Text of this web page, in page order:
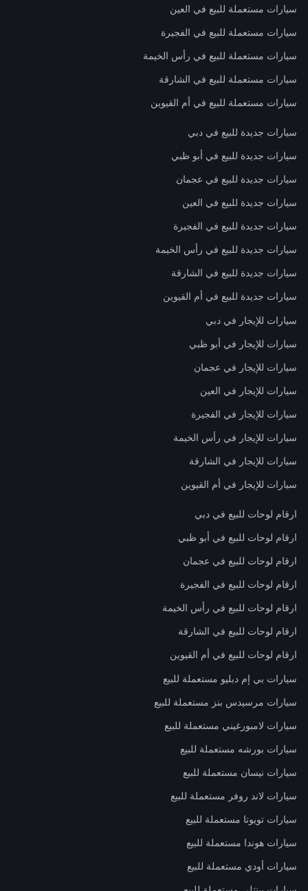
سيارات مستعملة للبيع في العين
سيارات مستعملة للبيع في الفجيرة
سيارات مستعملة للبيع في رأس الخيمة
سيارات مستعملة للبيع في الشارقة
سيارات مستعملة للبيع في أم القيوين
سيارات جديدة للبيع في دبي
سيارات جديدة للبيع في أبو ظبي
سيارات جديدة للبيع في عجمان
سيارات جديدة للبيع في العين
سيارات جديدة للبيع في الفجيرة
سيارات جديدة للبيع في رأس الخيمة
سيارات جديدة للبيع في الشارقة
سيارات جديدة للبيع في أم القيوين
سيارات للإيجار في دبي
سيارات للإيجار في أبو ظبي
سيارات للإيجار في عجمان
سيارات للإيجار في العين
سيارات للإيجار في الفجيرة
سيارات للإيجار في رأس الخيمة
سيارات للإيجار في الشارقة
سيارات للإيجار في أم القيوين
ارقام لوحات للبيع في دبي
ارقام لوحات للبيع في أبو ظبي
ارقام لوحات للبيع في عجمان
ارقام لوحات للبيع في الفجيرة
ارقام لوحات للبيع في رأس الخيمة
ارقام لوحات للبيع في الشارقة
ارقام لوحات للبيع في أم القيوين
سيارات بي إم دبليو مستعملة للبيع
سيارات مرسيدس بنز مستعملة للبيع
سيارات لامبورغيني مستعملة للبيع
سيارات بورشه مستعملة للبيع
سيارات نيسان مستعملة للبيع
سيارات لاند روفر مستعملة للبيع
سيارات تويوتا مستعملة للبيع
سيارات هوندا مستعملة للبيع
سيارات أودي مستعملة للبيع